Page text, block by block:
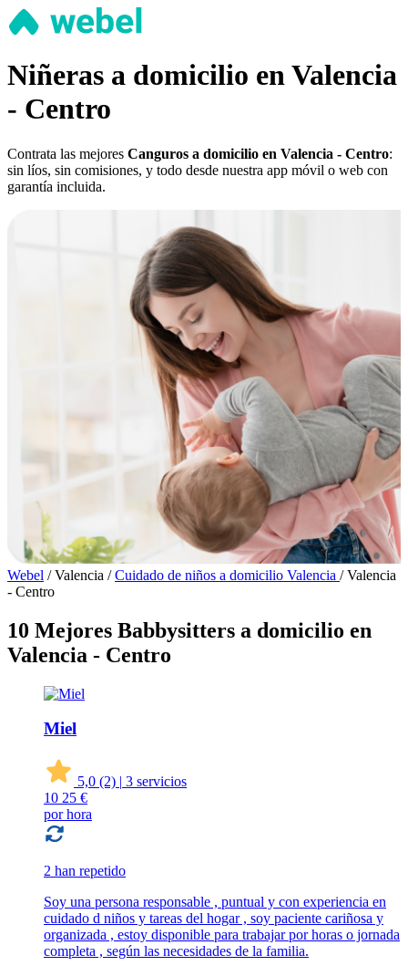
Niñeras a domicilio en Valencia
- Centro
Contrata las mejores Canguros a domicilio en Valencia - Centro:
sin líos, sin comisiones, y todo desde nuestra app móvil o web con
garantía incluida.
Webel / Valencia / Cuidado de niños a domicilio Valencia / Valencia
- Centro
10 Mejores Babbysitters a domicilio en
Valencia - Centro
Miel
5,0 (2) | 3 servicios
10 25 €
por hora
2 han repetido
Soy una persona responsable , puntual y con experiencia en
cuidado d niños y tareas del hogar , soy paciente cariñosa y
organizada , estoy disponible para trabajar por horas o jornada
completa , según las necesidades de la familia.